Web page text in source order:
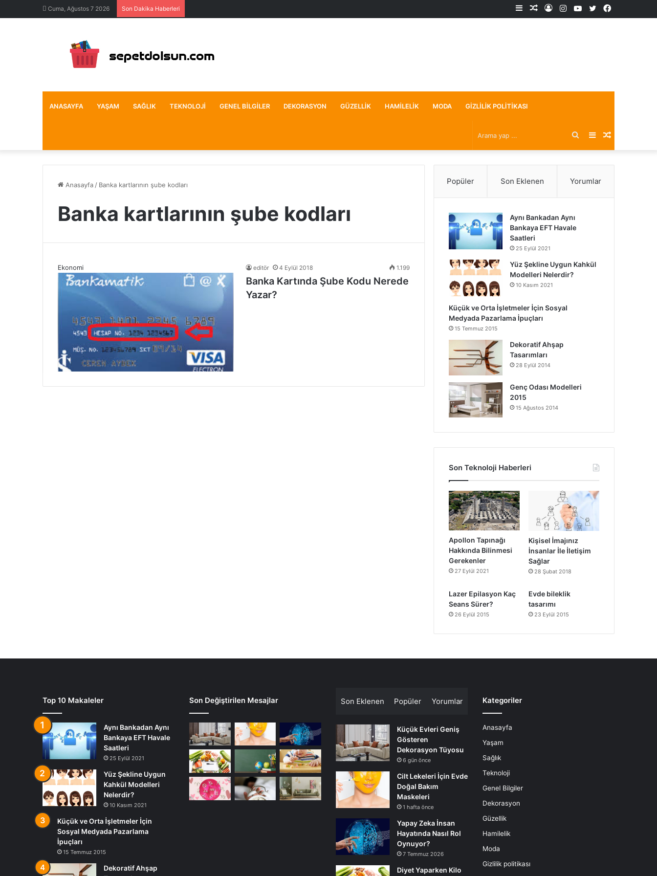
Cuma, Ağustos 7 2026 Son Dakika Haberleri Facebook
X
YouTube
Instagram
Kayıt
Rastgele
Kenar
ANASAYFA YAŞAM SAĞLIK TEKNOLOJI GENEL BILGILER DEKORASYON GÜZELLIK HAMILELIK MODA GIZLILIK POLITIKASI
Rastgele
Makale
Kenar
Bölmesi
Arama
yap
Anasayfa / Banka kartlarının şube kodları
Banka kartlarının şube kodları
Ekonomi editör 4 Eylül 2018 1.199
Banka Kartında Şube Kodu Nerede
Yazar?
Popüler Son Eklenen Yorumlar
Aynı Bankadan Aynı
Bankaya EFT Havale
Saatleri
25 Eylül 2021
Yüz Şekline Uygun Kahkül
Modelleri Nelerdir?
10 Kasım 2021
Küçük ve Orta İşletmeler İçin Sosyal
Medyada Pazarlama İpuçları
15 Temmuz 2015
Dekoratif Ahşap
Tasarımları
28 Eylül 2014
Genç Odası Modelleri
2015
15 Ağustos 2014
Son Teknoloji Haberleri
Apollon Tapınağı
Hakkında Bilinmesi
Gerekenler
27 Eylül 2021
Kişisel İmajınız
İnsanlar İle İletişim
Sağlar
28 Şubat 2018
Lazer Epilasyon Kaç
Seans Sürer?
26 Eylül 2015
Evde bileklik
tasarımı
23 Eylül 2015
Top 10 Makaleler
Aynı Bankadan Aynı
Bankaya EFT Havale
Saatleri
25 Eylül 2021
Yüz Şekline Uygun
Kahkül Modelleri
Nelerdir?
10 Kasım 2021
Küçük ve Orta İşletmeler İçin
Sosyal Medyada Pazarlama
İpuçları
15 Temmuz 2015
Dekoratif Ahşap
Son Değiştirilen Mesajlar Son Eklenen Popüler Yorumlar
Küçük Evleri Geniş
Gösteren
Dekorasyon Tüyosu
6 gün önce
Cilt Lekeleri İçin Evde
Doğal Bakım
Maskeleri
1 hafta önce
Yapay Zeka İnsan
Hayatında Nasıl Rol
Oynuyor?
7 Temmuz 2026
Diyet Yaparken Kilo
Kategoriler
Anasayfa
Yaşam
Sağlık
Teknoloji
Genel Bilgiler
Dekorasyon
Güzellik
Hamilelik
Moda
Gizlilik politikası